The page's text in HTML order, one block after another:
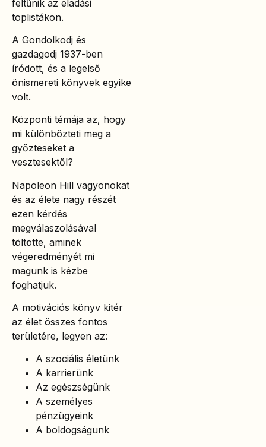
feltűnik az eladási
toplistákon.
A Gondolkodj és
gazdagodj 1937-ben
íródott, és a legelső
önismereti könyvek egyike
volt.
Központi témája az, hogy
mi különbözteti meg a
győzteseket a
vesztesektől?
Napoleon Hill vagyonokat
és az élete nagy részét
ezen kérdés
megválaszolásával
töltötte, aminek
végeredményét mi
magunk is kézbe
foghatjuk.
A motivációs könyv kitér
az élet összes fontos
területére, legyen az:
A szociális életünk
A karrierünk
Az egészségünk
A személyes
pénzügyeink
A boldogságunk